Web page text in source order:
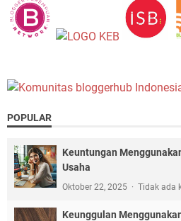
POPULAR
Keuntungan
Usaha
Oktober 22, 2025 Tidak ada
Keunggulan